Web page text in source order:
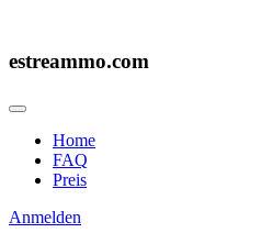
estreammo.com
Home
FAQ
Preis
Anmelden